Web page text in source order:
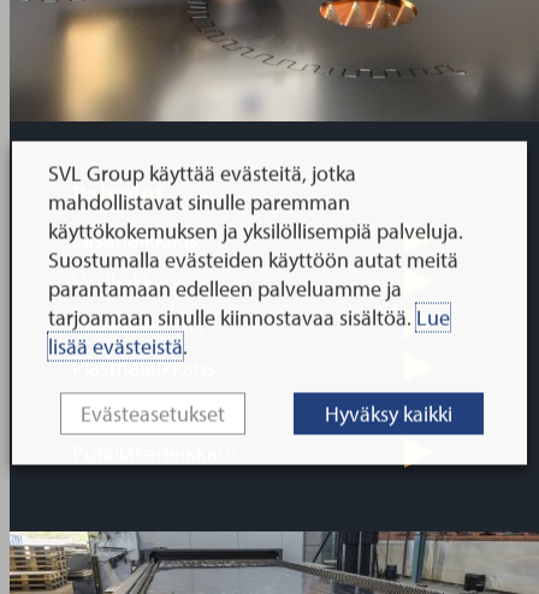
Palvelut
Laserleikkaus
Vesileikkaus
Polttoleikkaus
Plasmaleikkaus
Särmäys
SVL Group käyttää evästeitä, jotka
mahdollistavat sinulle paremman
käyttökokemuksen ja yksilöllisempiä palveluja.
Suostumalla evästeiden käyttöön autat meitä
parantamaan edelleen palveluamme ja
tarjoamaan sinulle kiinnostavaa sisältöä. Lue
lisää evästeistä.
Evästeasetukset Hyväksy kaikki